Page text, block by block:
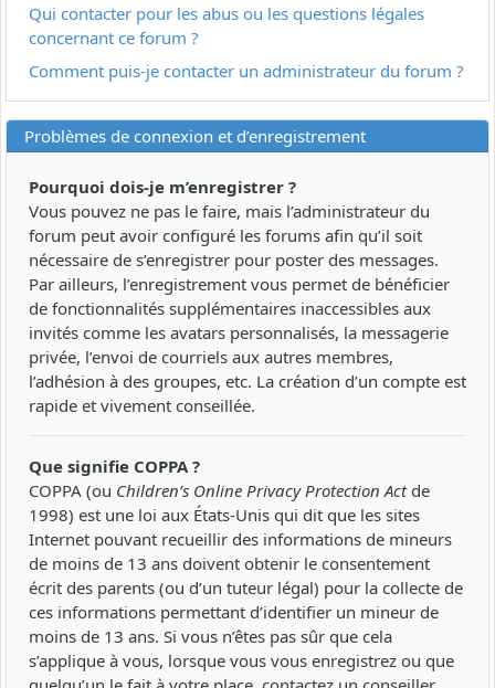
Qui contacter pour les abus ou les questions légales
concernant ce forum ?
Comment puis-je contacter un administrateur du forum ?
Problèmes de connexion et d’enregistrement
Pourquoi dois-je m’enregistrer ?
Vous pouvez ne pas le faire, mais l’administrateur du
forum peut avoir configuré les forums afin qu’il soit
nécessaire de s’enregistrer pour poster des messages.
Par ailleurs, l’enregistrement vous permet de bénéficier
de fonctionnalités supplémentaires inaccessibles aux
invités comme les avatars personnalisés, la messagerie
privée, l’envoi de courriels aux autres membres,
l’adhésion à des groupes, etc. La création d’un compte est
rapide et vivement conseillée.
Que signifie COPPA ?
COPPA (ou Children’s Online Privacy Protection Actde
1998) est une loi aux États-Unis qui dit que les sites
Internet pouvant recueillir des informations de mineurs
de moins de 13 ans doivent obtenir le consentement
écrit des parents (ou d’un tuteur légal) pour la collecte de
ces informations permettant d’identifier un mineur de
moins de 13 ans. Si vous n’êtes pas sûr que cela
s’applique à vous, lorsque vous vous enregistrez ou que